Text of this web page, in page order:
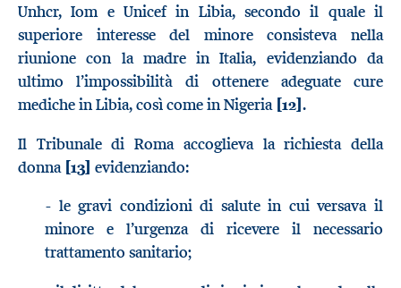
Unhcr, Iom e Unicef in Libia, secondo il quale il
superiore interesse del minore consisteva nella
riunione con la madre in Italia, evidenziando da
ultimo l’impossibilità di ottenere adeguate cure
mediche in Libia, così come in Nigeria [12].
Il Tribunale di Roma accoglieva la richiesta della
donna [13] evidenziando:
- le gravi condizioni di salute in cui versava il
minore e l’urgenza di ricevere il necessario
trattamento sanitario;